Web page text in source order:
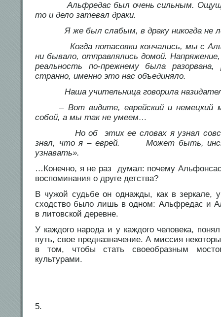
Альфредас был очень сильным.
то и дело затевал драки.
Я же был слабым, в драку никогда не
Когда потасовки кончались, мы с
ни бывало, отправлялись домой.
реальность по-прежнему была
странно, именно это нас объединяло.
Наша учительница говорила
– Вот видите, еврейский и немецкий
собой, а мы так не умеем…
Но об этих ее словах я узнал
знал, что я – еврей. Может быть,
узнавать».
…Конечно, я не раз думал: почему
воспоминания о друге детства?
В чужой судьбе он однажды, как в зеркале,
сходство было лишь в одном: Альфредас и
в литовской деревне.
У каждого народа и у каждого человека,
путь, свое предназначение. А миссия
в том, чтобы стать своеобразным
культурами.
5.